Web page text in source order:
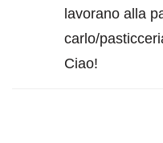
lavorano alla
carlo/
Ciao!